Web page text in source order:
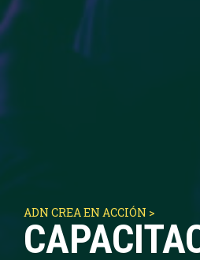
ADN CREA EN ACCIÓN >